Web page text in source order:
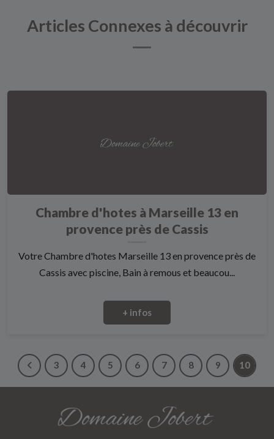
Articles Connexes à découvrir
Chambre d'hotes à Marseille 13 en
provence près de Cassis
Votre Chambre d'hotes Marseille 13 en provence près de
Cassis avec piscine, Bain à remous et beaucou...
+ infos
3 4 5 6 7 8 9 10